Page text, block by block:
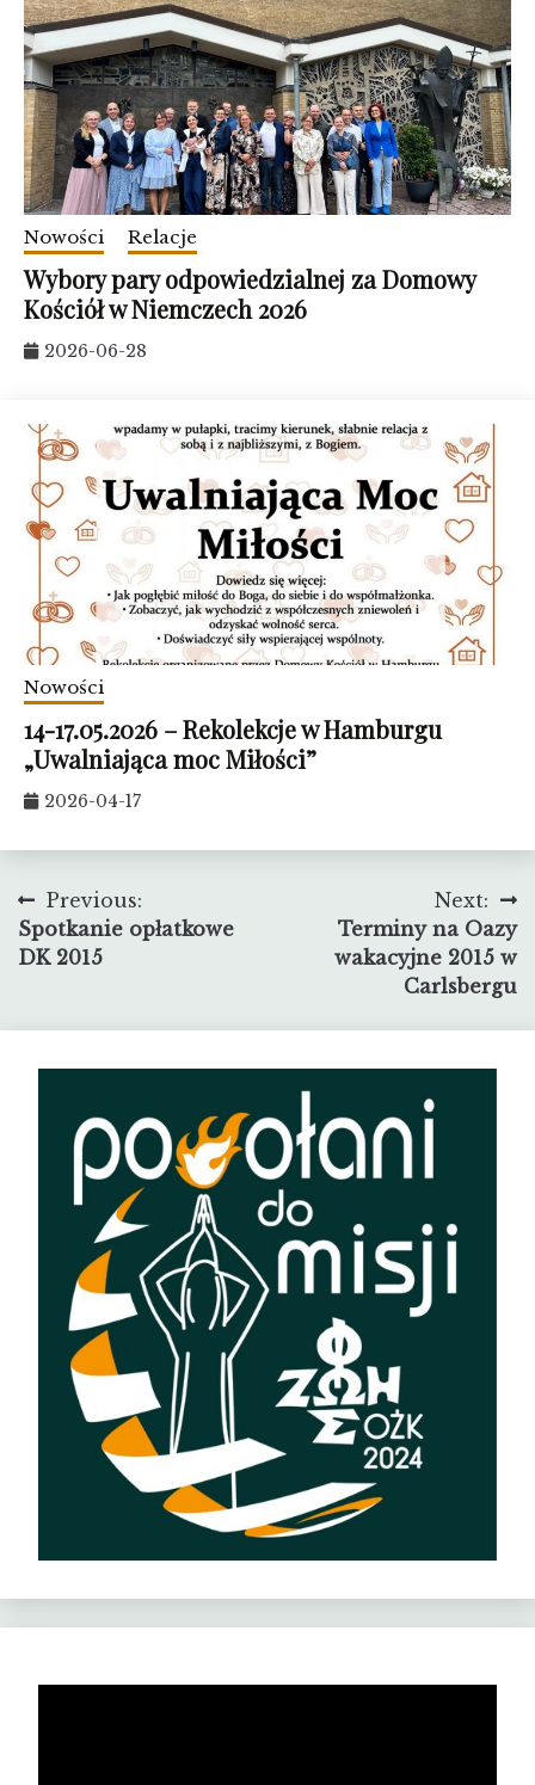
Nowości Relacje
Wybory pary odpowiedzialnej za Domowy
Kościół w Niemczech 2026
2026-06-28
Nowości
14-17.05.2026 – Rekolekcje w Hamburgu
„Uwalniająca moc Miłości”
2026-04-17
Nawigacja
wpisu
Previous:
Spotkanie opłatkowe
DK 2015
Next:
Terminy na Oazy
wakacyjne 2015 w
Carlsbergu